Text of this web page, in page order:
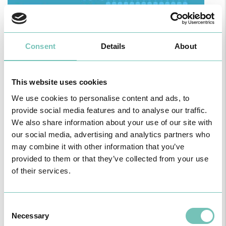
Consent Details About
This website uses cookies
We use cookies to personalise content and ads, to
provide social media features and to analyse our traffic.
We also share information about your use of our site with
our social media, advertising and analytics partners who
may combine it with other information that you’ve
provided to them or that they’ve collected from your use
of their services.
Selection
Necessary
O GRUPO HPA AGORA É CUF: JUNTOS E CADA VEZ MAIS
PRÓXIMOS.
Para cuidar de si no Algarve, Alentejo e Madeira